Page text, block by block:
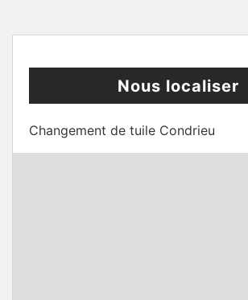
Nous localiser
Changement de tuile Condrieu